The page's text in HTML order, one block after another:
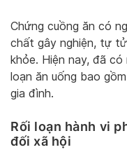
Chứng cuồng ăn có
chất gây nghiện, tự
khỏe. Hiện nay, đã
loạn ăn uống bao
gia đình.
Rối loạn hành vi
đối xã hội